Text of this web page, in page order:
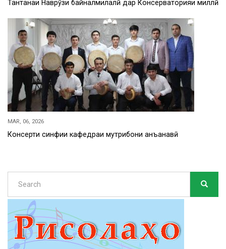
Тантанаи Наврӯзи байналмилалӣ дар Консерваторияи миллӣ
MAR, 06, 2026
Консерти синфии кафедраи мутрибони анъанавӣ
Search